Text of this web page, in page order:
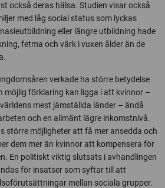
också deras hälsa. Studien visar också
med låg social status som lyckas
eller längre utbildning hade
fetma och värk i vuxen ålder än de
verkade ha större betydelse
möjlig förklaring kan ligga i att kvinnor –
mest jämställda länder – ändå
och en allmänt lägre inkomstnivå.
större möjligheter att få mer ansedda och
dem mer än kvinnor att kompensera för
En politiskt viktig slutsats i avhandlingen
för insatser som syftar till att
mellan sociala grupper.